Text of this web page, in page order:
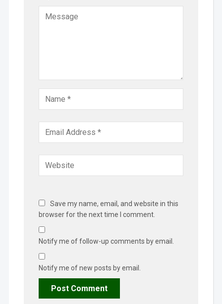
Save my name, email, and website in this
browser for the next time I comment.
Notify me of follow-up comments by email.
Notify me of new posts by email.